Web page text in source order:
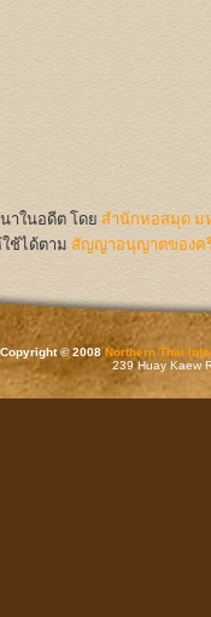
าในอดีต โดย สำนักหอสมุด ม
ช้ได้ตาม สัญญาอนุญาตของค
Copyright © 2008Northern Thai
239 Huay Kaew